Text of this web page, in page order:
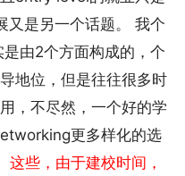
是另一个话题。 我个
由2个方面构成的，个
地位，但是往往很多时
，不尽然，一个好的学
更多样化的选
这些，由于建校时间，